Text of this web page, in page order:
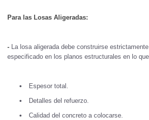
Para las Losas Aligeradas:
- La losa aligerada debe construirse
especificado en los planos estructurales en lo
Espesor total.
Detalles del refuerzo.
Calidad del concreto a colocarse.